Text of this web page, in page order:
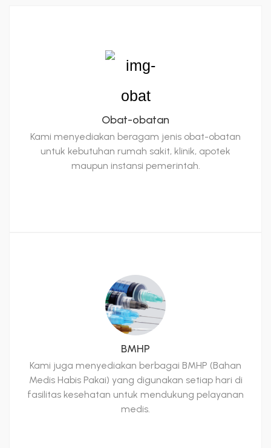
Obat-obatan
Kami menyediakan beragam jenis obat-obatan
untuk kebutuhan rumah sakit, klinik, apotek
maupun instansi pemerintah.
BMHP
Kami juga menyediakan berbagai BMHP (Bahan
Medis Habis Pakai) yang digunakan setiap hari di
fasilitas kesehatan untuk mendukung pelayanan
medis.